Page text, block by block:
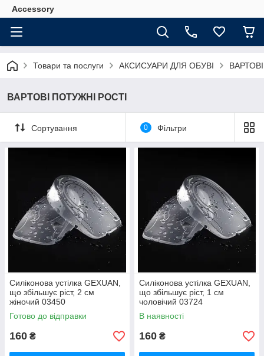
Accessory
Товари та послуги АКСИСУАРИ ДЛЯ ОБУВІ
ВАРТОВІ ПОТУЖНІ РОСТІ
Сортування 0 Фільтри
Силіконова устілка GEXUAN,
що збільшує ріст, 2 см
жіночий 03450
Готово до відправки
160 ₴
Силіконова устілка GEXUAN,
що збільшує ріст, 1 см
чоловічий 03724
В наявності
160 ₴